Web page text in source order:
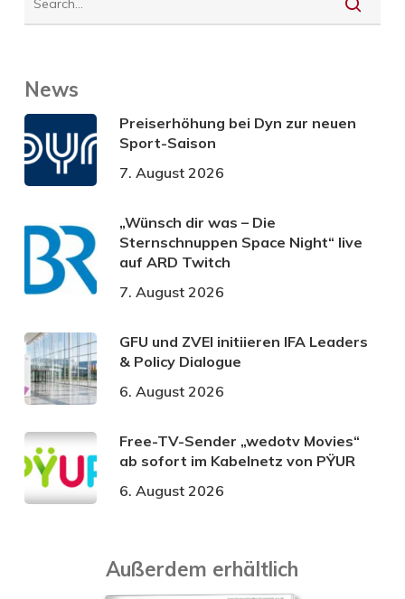
News
Preiserhöhung bei Dyn zur neuen
Sport-Saison
7. August 2026
„Wünsch dir was – Die
Sternschnuppen Space Night“ live
auf ARD Twitch
7. August 2026
GFU und ZVEI initiieren IFA Leaders
& Policy Dialogue
6. August 2026
Free-TV-Sender „wedotv Movies“
ab sofort im Kabelnetz von PŸUR
6. August 2026
Außerdem erhältlich